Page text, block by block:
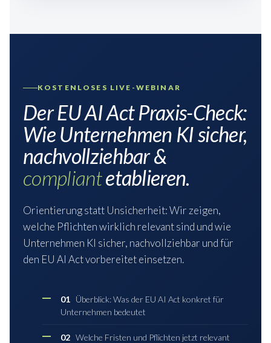
KOSTENLOSES LIVE-WEBINAR
Der EU AI Act Praxis-Check:
Wie Unternehmen KI sicher,
nachvollziehbar &
compliantetablieren.
Orientierung statt Unsicherheit: Wir zeigen,
welche Pflichten wirklich relevant sind und wie
Unternehmen KI sicher, nachvollziehbar und für
den EU AI Act vorbereitet einsetzen.
01 Überblick: Was der EU AI Act konkret für
Unternehmen bedeutet
02 Welche Fristen und Pflichten jetzt relevant